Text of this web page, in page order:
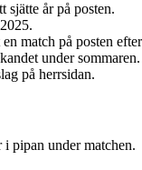
sjätte år på posten.
match på posten efter
under sommaren.
på herrsidan.
pipan under matchen.